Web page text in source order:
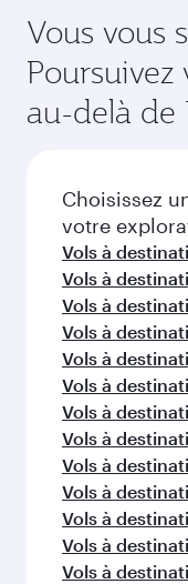
en Classe
disponibles
par nos
du vol au
meilleurs tarifs
tarifs varient
saisonnière, de
la disponibilité
Vous vous
au-delà de
Choisissez
votre
Vols à
Vols à
Vols à
Vols à
Vols à
Vols à
Vols à
Vols à
Vols à
Vols à
Vols à
Vols à
Vols à